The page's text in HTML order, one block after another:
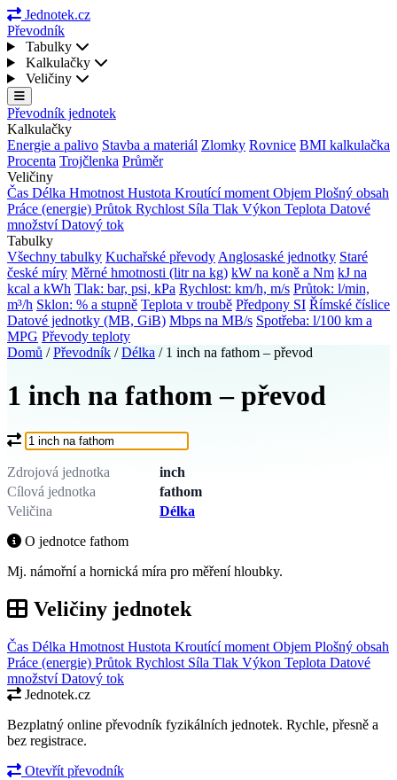
Jednotek.cz
Převodník
Tabulky
Kalkulačky
Veličiny
Převodník jednotek
Kalkulačky
Energie a palivo Stavba a materiál Zlomky Rovnice BMI kalkulačka
Procenta Trojčlenka Průměr
Veličiny
Čas Délka Hmotnost Hustota Kroutící moment Objem Plošný obsah
Práce (energie) Průtok Rychlost Síla Tlak Výkon Teplota Datové
množstvíDatový tok
Tabulky
Všechny tabulky Kuchařské převody Anglosaské jednotky Staré
české míry Měrné hmotnosti (litr na kg) kW na koně a Nm kJ na
kcal a kWh Tlak: bar, psi, kPa Rychlost: km/h, m/s Průtok: l/min,
m³/h Sklon: % a stupně Teplota v troubě Předpony SI Římské číslice
Datové jednotky (MB, GiB) Mbps na MB/s Spotřeba: l/100 km a
MPG Převody teploty
Domů / Převodník / Délka / 1 inch na fathom – převod
1 inch na fathom – převod
Co chcete převést?
Zdrojová jednotka
inch
Cílová jednotka
fathom
Veličina
Délka
O jednotce fathom
Mj. námořní a hornická míra pro měření hloubky.
Veličiny jednotek
Čas Délka Hmotnost Hustota Kroutící moment Objem Plošný obsah
Práce (energie) Průtok Rychlost Síla Tlak Výkon Teplota Datové
množstvíDatový tok
Jednotek.cz
Bezplatný online převodník fyzikálních jednotek. Rychle, přesně a
bez registrace.
Otevřít převodník